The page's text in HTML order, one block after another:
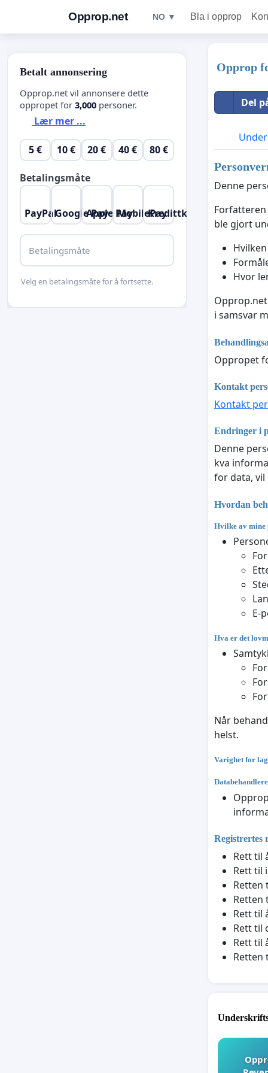
Opprop.net NO ▼ Bla i opprop
Opprop
Del
Denne
ble gjort
Hvor
i samsvar
Oppropet
Kontakt
Kontakt
Endringer i
Denne
kva
for data, vil
Hvordan
Hvilke av mine
E-
Hva er det
Når
helst.
Varighet for
Databehandlere
Registrertes
Rett til
Rett til
Retten
Retten
Rett til
Rett til
Rett til
Retten
Betalt annonsering
Opprop.net vil annonsere dette
oppropet for 3,000 personer.
Lær mer ...
5 € 10 € 20 € 40 € 80 €
Betalingsmåte
PayPalGoogle PayApple PayMobilePayKredittkort
Betalingsmåte
Velg en betalingsmåte for å fortsette.